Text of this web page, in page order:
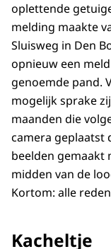
oplettende
melding maakte
Sluisweg in Den
opnieuw een
genoemde pand.
mogelijk sprake
maanden die
camera geplaatst
beelden gemaakt
midden van de
Kortom: alle
Kacheltje